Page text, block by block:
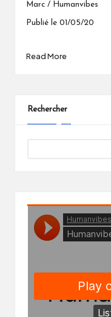
Marc / Humanvibes
Publié le 01/05/20
Read More
Rechercher